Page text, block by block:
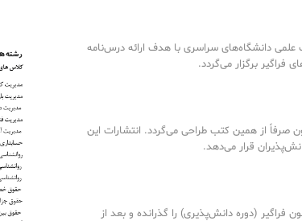
دانشگاه‌های سراسری با هدف ارائه درس‌نامه‌
برگزار می‌گردد.
صرفاً از همین کتب طراحی می‌گردد. انتشارات این
قرار می‌دهد.
(دوره دانش‌پذیری) را گذرانده و بعد از